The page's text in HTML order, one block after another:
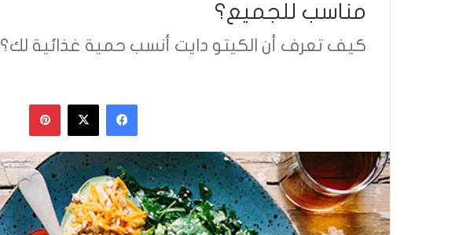
مناسب للجميع؟
كيف تعرف أن الكيتو دايت أنسب حمية غذائية لك؟
فيسبوك ‫X